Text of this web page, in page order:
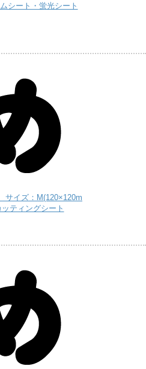
シート・蛍光シート
イズ：M(120×120m
ティングシート